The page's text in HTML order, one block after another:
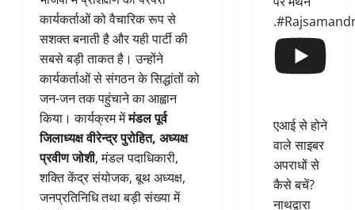
कार्यकर्ताओं को वैचारिक रूप से
सशक्त बनाती है और यही पार्टी की
सबसे बड़ी ताकत है। उन्होंने
कार्यकर्ताओं से संगठन के सिद्धांतों को
जन-जन तक पहुंचाने का आह्वान
किया। कार्यक्रम मेंमंडल पूर्व
जिलाध्यक्ष वीरेन्द्र पुरोहित, अध्यक्ष
प्रवीण जोशी, मंडल पदाधिकारी,
शक्ति केंद्र संयोजक, बूथ अध्यक्ष,
जनप्रतिनिधि तथा बड़ी संख्या में
एआई से होने
वाले साइबर
अपराधों से
कैसे बचें?
नाथद्वारा